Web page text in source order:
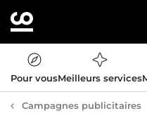
Pour vousMeilleurs services
Campagnes publicitaires